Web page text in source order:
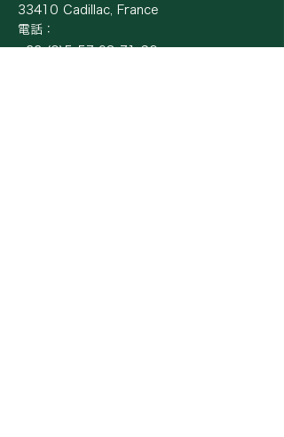
33410 Cadillac, France
電話：
+33 (0)5 57 98 71 60